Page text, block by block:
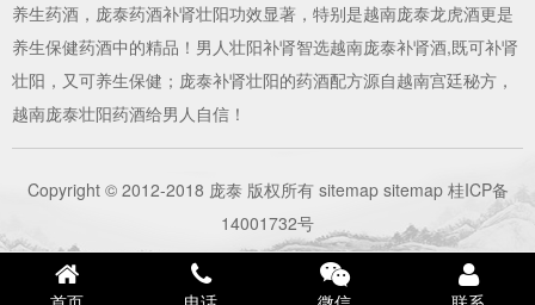
养生药酒，庞泰药酒补肾壮阳功效显著，特别是越南庞泰龙虎酒更是
养生保健药酒中的精品！男人壮阳补肾智选越南庞泰补肾酒,既可补肾
壮阳，又可养生保健；庞泰补肾壮阳的药酒配方源自越南宫廷秘方，
越南庞泰壮阳药酒给男人自信！
Copyright © 2012-2018 庞泰 版权所有 sitemap sitemap桂ICP备
14001732号